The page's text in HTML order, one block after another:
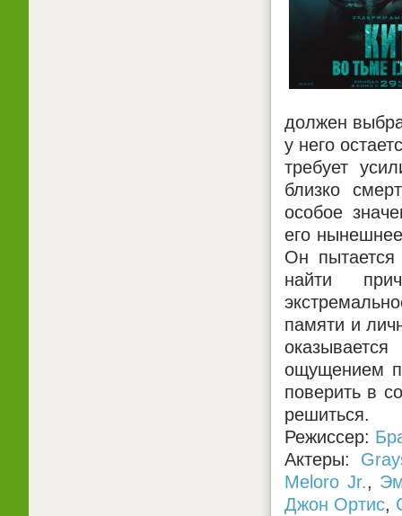
должен
у него
требует
близко
особое
его
Он
найти
памяти и
ощущением
поверить в
решиться.
Режиссер:
Актеры:
Meloro Jr.,
Джон Ортис,